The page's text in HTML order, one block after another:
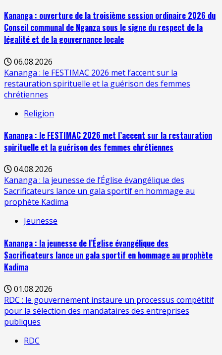
Kananga : ouverture de la troisième session ordinaire 2026 du
Conseil communal de Nganza sous le signe du respect de la
légalité et de la gouvernance locale
06.08.2026
Kananga : le FESTIMAC 2026 met l’accent sur la
restauration spirituelle et la guérison des femmes
chrétiennes
Religion
Kananga : le FESTIMAC 2026 met l’accent sur la restauration
spirituelle et la guérison des femmes chrétiennes
04.08.2026
Kananga : la jeunesse de l’Église évangélique des
Sacrificateurs lance un gala sportif en hommage au
prophète Kadima
Jeunesse
Kananga : la jeunesse de l’Église évangélique des
Sacrificateurs lance un gala sportif en hommage au prophète
Kadima
01.08.2026
RDC : le gouvernement instaure un processus compétitif
pour la sélection des mandataires des entreprises
publiques
RDC